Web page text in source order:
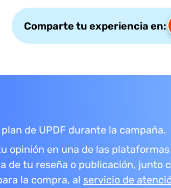
Comparte tu experiencia en:
de UPDF durante la campaña.
opinión en una de las
de tu reseña o publicación, junto
la compra, al servicio de